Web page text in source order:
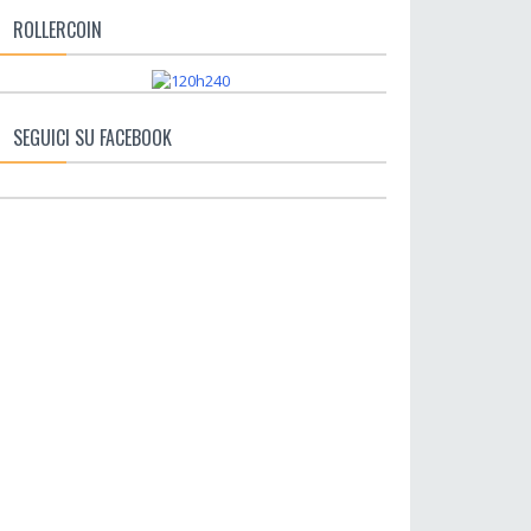
ROLLERCOIN
SEGUICI SU FACEBOOK